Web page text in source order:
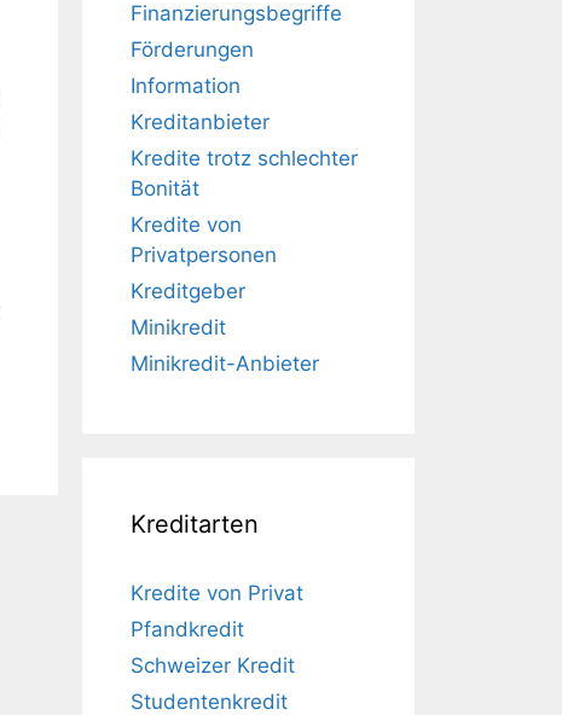
Finanzierungsbegriffe
Förderungen
Information
Kreditanbieter
Kredite trotz schlechter
Bonität
Kredite von
Privatpersonen
Kreditgeber
Minikredit
Minikredit-Anbieter
Kreditarten
Kredite von Privat
Pfandkredit
Schweizer Kredit
Studentenkredit